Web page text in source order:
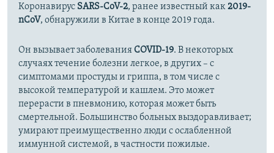
Коронавирус SARS-CoV-2, ранее известный как2019-
nCoV, обнаружили в Китае в конце 2019 года.
Он вызывает заболеванияCOVID-19. В некоторых
случаях течение болезни легкое, в других – с
симптомами простуды и гриппа, в том числе с
высокой температурой и кашлем. Это может
перерасти в пневмонию, которая может быть
смертельной. Большинство больных выздоравливает;
умирают преимущественно люди с ослабленной
иммунной системой, в частности пожилые.